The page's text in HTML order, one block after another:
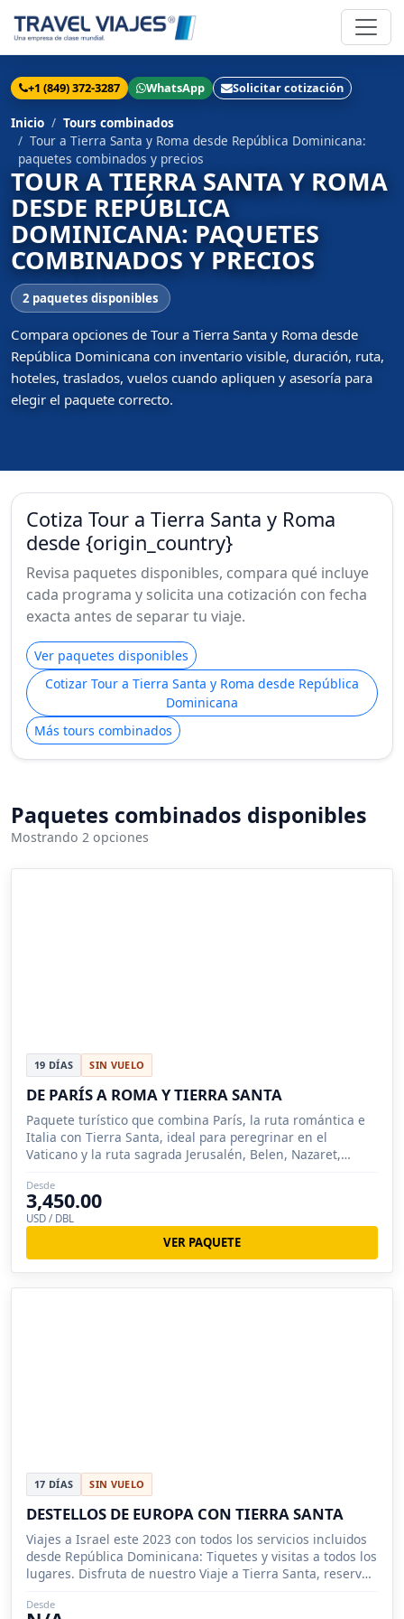
+1 (849) 372-3287 WhatsApp Solicitar cotización
Inicio
Tours combinados
Tour a Tierra Santa y Roma desde República Dominicana:
paquetes combinados y precios
TOUR A TIERRA SANTA Y ROMA
DESDE REPÚBLICA
DOMINICANA: PAQUETES
COMBINADOS Y PRECIOS
2 paquetes disponibles
Compara opciones de Tour a Tierra Santa y Roma desde
República Dominicana con inventario visible, duración, ruta,
hoteles, traslados, vuelos cuando apliquen y asesoría para
elegir el paquete correcto.
Cotiza Tour a Tierra Santa y Roma
desde {origin_country}
Revisa paquetes disponibles, compara qué incluye
cada programa y solicita una cotización con fecha
exacta antes de separar tu viaje.
Ver paquetes disponibles
Cotizar Tour a Tierra Santa y Roma desde República
Dominicana
Más tours combinados
Paquetes combinados disponibles
Mostrando 2 opciones
19 DÍAS SIN VUELO
DE PARÍS A ROMA Y TIERRA SANTA
Paquete turístico que combina París, la ruta romántica e
Italia con Tierra Santa, ideal para peregrinar en el
Vaticano y la ruta sagrada Jerusalén, Belen, Nazaret,
Desde
3,450.00
USD / DBL
VER PAQUETE
17 DÍAS SIN VUELO
DESTELLOS DE EUROPA CON TIERRA SANTA
Viajes a Israel este 2023 con todos los servicios incluidos
desde República Dominicana: Tiquetes y visitas a todos los
lugares. Disfruta de nuestro Viaje a Tierra Santa, reserva
Desde